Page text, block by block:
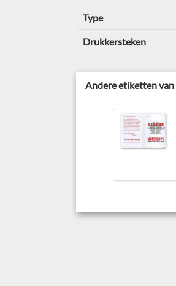
Type
Drukkersteken
Andere etiketten van